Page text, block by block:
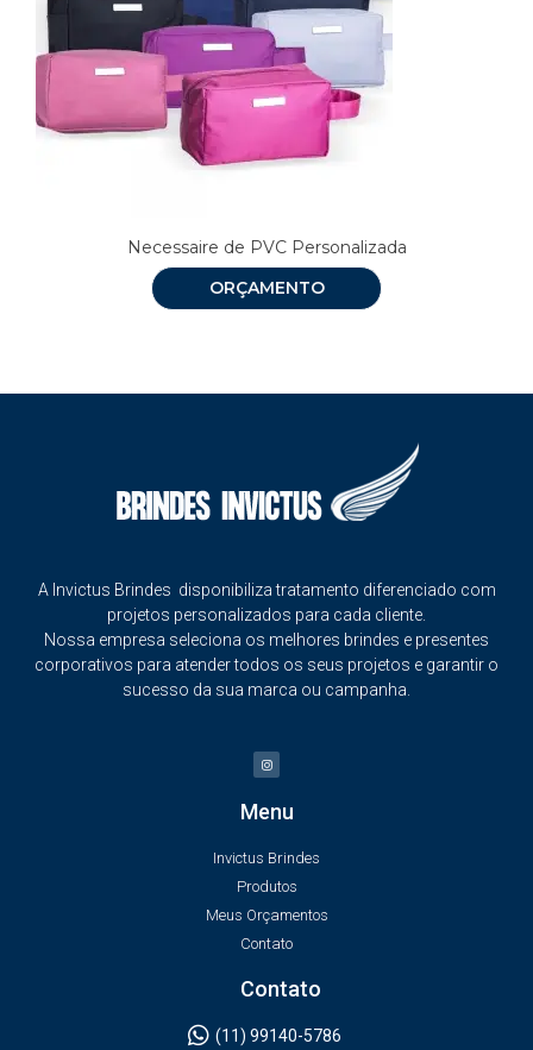
Necessaire de PVC Personalizada
ORÇAMENTO
A Invictus Brindes disponibiliza tratamento diferenciado com
projetos personalizados para cada cliente.
Nossa empresa seleciona os melhores brindes e presentes
corporativos para atender todos os seus projetos e garantir o
sucesso da sua marca ou campanha.
Menu
Invictus Brindes
Produtos
Meus Orçamentos
Contato
Contato
(11) 99140-5786